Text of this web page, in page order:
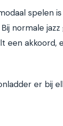
spelen
normale
een akkoord,
er bij